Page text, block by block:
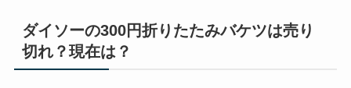
ダイソーの300円折りたたみバケツは売り
切れ？現在は？